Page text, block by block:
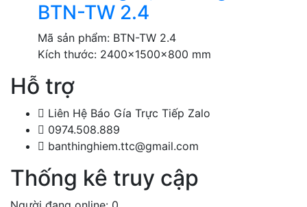
BTN-TW 2.4
Mã sản phẩm: BTN-TW 2.4
Kích thước: 2400x1500x800 mm
Hỗ trợ
Liên Hệ Báo Gía Trực Tiếp Zalo
0974.508.889
banthinghiem.ttc@gmail.com
Thống kê truy cập